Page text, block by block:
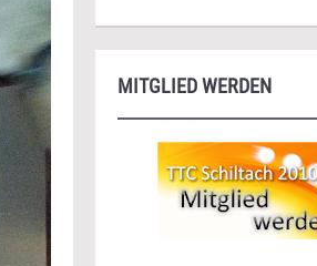
MITGLIED WERDEN